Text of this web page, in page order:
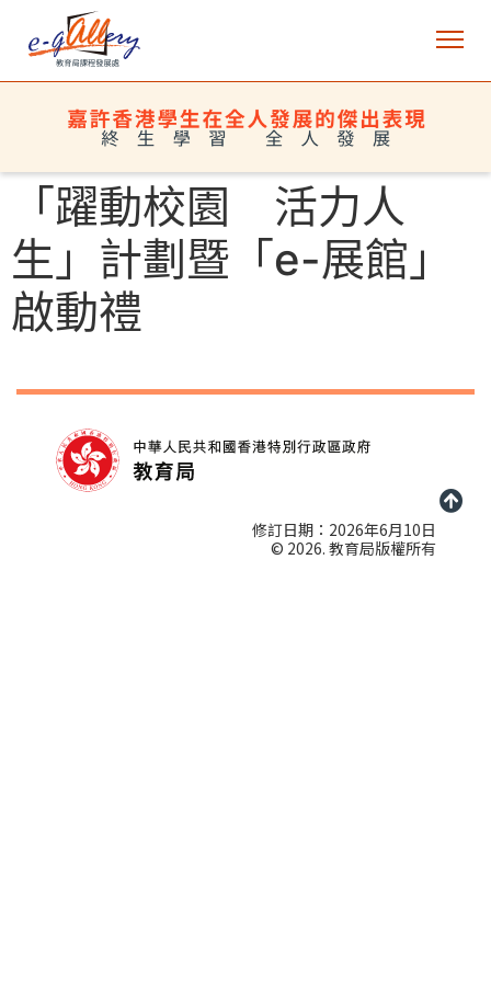
「躍動校園 活力人
生」計劃暨「e-展館」
啟動禮
修訂日期：2026年6月10日
© 2026. 教育局版權所有